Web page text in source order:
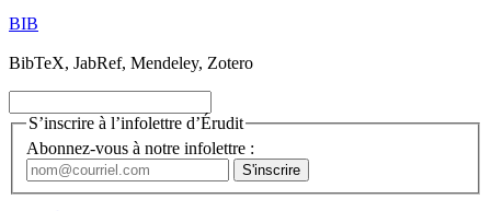
BIB
BibTeX, JabRef, Mendeley, Zotero
S’inscrire à l’infolettre d’Érudit
Abonnez-vous à notre infolettre :